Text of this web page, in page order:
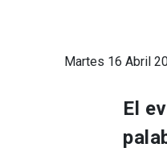
Martes 16 Abril
El